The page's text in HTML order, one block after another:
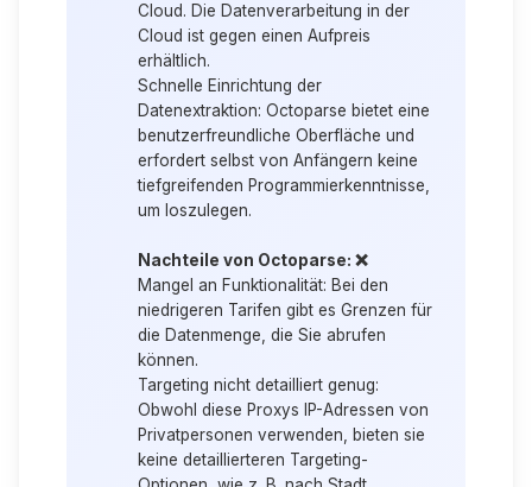
Cloud. Die Datenverarbeitung in der
Cloud ist gegen einen Aufpreis
erhältlich.
Schnelle Einrichtung der
Datenextraktion: Octoparse bietet eine
benutzerfreundliche Oberfläche und
erfordert selbst von Anfängern keine
tiefgreifenden Programmierkenntnisse,
um loszulegen.
Nachteile von Octoparse: ❌
Mangel an Funktionalität: Bei den
niedrigeren Tarifen gibt es Grenzen für
die Datenmenge, die Sie abrufen
können.
Targeting nicht detailliert genug:
Obwohl diese Proxys IP-Adressen von
Privatpersonen verwenden, bieten sie
keine detaillierteren Targeting-